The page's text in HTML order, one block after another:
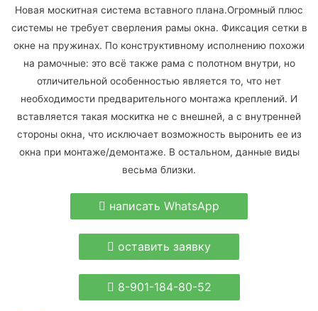
Новая москитная система вставного плана.Огромный плюс
системы не требует сверления рамы окна. Фиксация сетки в
окне на пружинах. По конструктивному исполнению похожи
на рамочные: это всё также рама с полотном внутри, но
отличительной особенностью является то, что нет
необходимости предварительного монтажа креплений. И
вставляется такая москитка не с внешней, а с внутренней
стороны окна, что исключает возможность выронить ее из
окна при монтаже/демонтаже. В остальном, данные виды
весьма близки.
написать WhatsApp
оставить заявку
8-901-184-80-52